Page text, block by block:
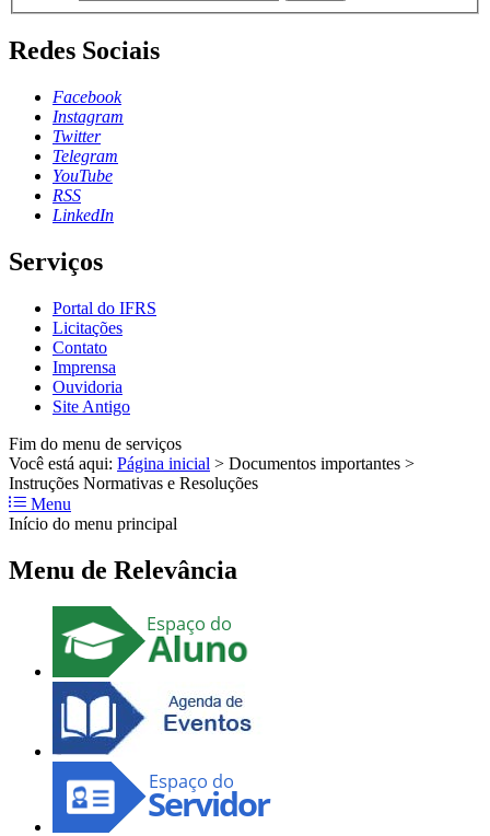
Redes Sociais
Facebook
Instagram
Twitter
Telegram
YouTube
RSS
LinkedIn
Serviços
Portal do IFRS
Licitações
Contato
Imprensa
Ouvidoria
Site Antigo
Fim do menu de serviços
Você está aqui: Página inicial > Documentos importantes >
Instruções Normativas e Resoluções
Menu
Início do menu principal
Menu de Relevância